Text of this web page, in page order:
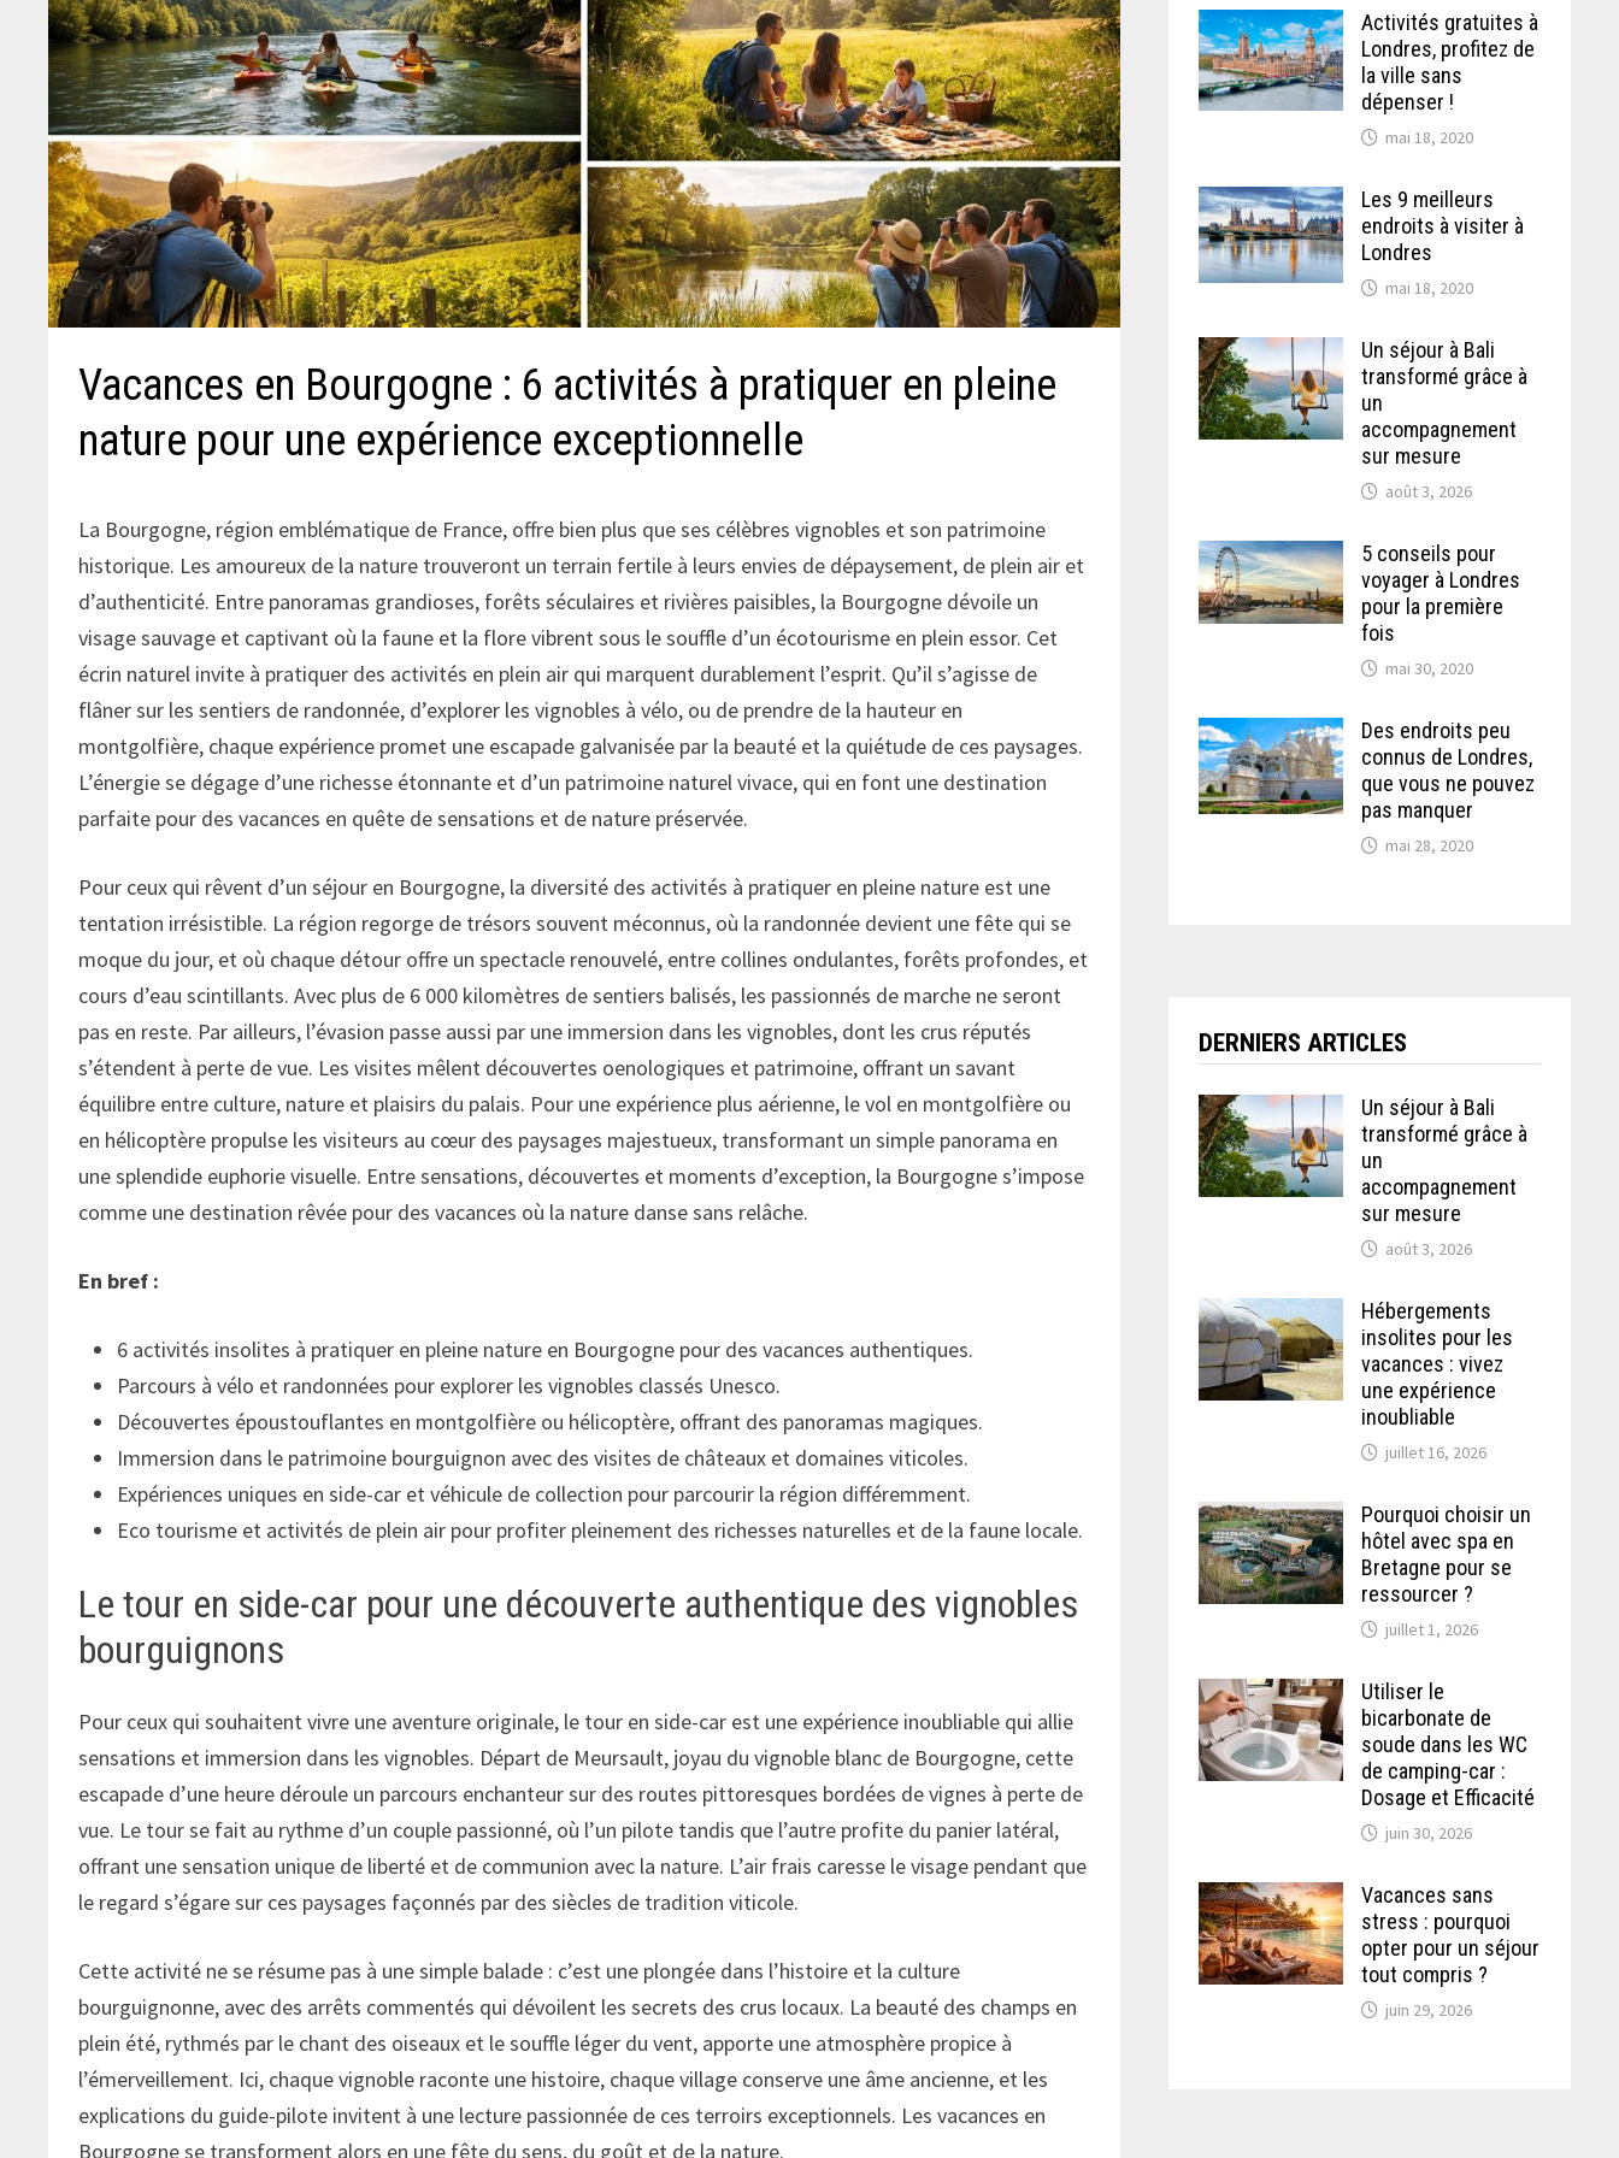
Vacances en Bourgogne : 6 activités à pratiquer en pleine
nature pour une expérience exceptionnelle
La Bourgogne, région emblématique de France, offre bien plus que ses célèbres vignobles et son patrimoine
historique. Les amoureux de la nature trouveront un terrain fertile à leurs envies de dépaysement, de plein air et
d’authenticité. Entre panoramas grandioses, forêts séculaires et rivières paisibles, la Bourgogne dévoile un
visage sauvage et captivant où la faune et la flore vibrent sous le souffle d’un écotourisme en plein essor. Cet
écrin naturel invite à pratiquer des activités en plein air qui marquent durablement l’esprit. Qu’il s’agisse de
flâner sur les sentiers de randonnée, d’explorer les vignobles à vélo, ou de prendre de la hauteur en
montgolfière, chaque expérience promet une escapade galvanisée par la beauté et la quiétude de ces paysages.
L’énergie se dégage d’une richesse étonnante et d’un patrimoine naturel vivace, qui en font une destination
parfaite pour des vacances en quête de sensations et de nature préservée.
Pour ceux qui rêvent d’un séjour en Bourgogne, la diversité des activités à pratiquer en pleine nature est une
tentation irrésistible. La région regorge de trésors souvent méconnus, où la randonnée devient une fête qui se
moque du jour, et où chaque détour offre un spectacle renouvelé, entre collines ondulantes, forêts profondes, et
cours d’eau scintillants. Avec plus de 6 000 kilomètres de sentiers balisés, les passionnés de marche ne seront
pas en reste. Par ailleurs, l’évasion passe aussi par une immersion dans les vignobles, dont les crus réputés
s’étendent à perte de vue. Les visites mêlent découvertes oenologiques et patrimoine, offrant un savant
équilibre entre culture, nature et plaisirs du palais. Pour une expérience plus aérienne, le vol en montgolfière ou
en hélicoptère propulse les visiteurs au cœur des paysages majestueux, transformant un simple panorama en
une splendide euphorie visuelle. Entre sensations, découvertes et moments d’exception, la Bourgogne s’impose
comme une destination rêvée pour des vacances où la nature danse sans relâche.
En bref :
6 activités insolites à pratiquer en pleine nature en Bourgogne pour des vacances authentiques.
Parcours à vélo et randonnées pour explorer les vignobles classés Unesco.
Découvertes époustouflantes en montgolfière ou hélicoptère, offrant des panoramas magiques.
Immersion dans le patrimoine bourguignon avec des visites de châteaux et domaines viticoles.
Expériences uniques en side-car et véhicule de collection pour parcourir la région différemment.
Eco tourisme et activités de plein air pour profiter pleinement des richesses naturelles et de la faune locale.
Le tour en side-car pour une découverte authentique des vignobles
bourguignons
Pour ceux qui souhaitent vivre une aventure originale, le tour en side-car est une expérience inoubliable qui allie
sensations et immersion dans les vignobles. Départ de Meursault, joyau du vignoble blanc de Bourgogne, cette
escapade d’une heure déroule un parcours enchanteur sur des routes pittoresques bordées de vignes à perte de
vue. Le tour se fait au rythme d’un couple passionné, où l’un pilote tandis que l’autre profite du panier latéral,
offrant une sensation unique de liberté et de communion avec la nature. L’air frais caresse le visage pendant que
le regard s’égare sur ces paysages façonnés par des siècles de tradition viticole.
Cette activité ne se résume pas à une simple balade : c’est une plongée dans l’histoire et la culture
bourguignonne, avec des arrêts commentés qui dévoilent les secrets des crus locaux. La beauté des champs en
plein été, rythmés par le chant des oiseaux et le souffle léger du vent, apporte une atmosphère propice à
l’émerveillement. Ici, chaque vignoble raconte une histoire, chaque village conserve une âme ancienne, et les
explications du guide-pilote invitent à une lecture passionnée de ces terroirs exceptionnels. Les vacances en
Bourgogne se transforment alors en une fête du sens, du goût et de la nature.
Activités gratuites à
Londres, profitez de
la ville sans
dépenser !
mai 18, 2020
Les 9 meilleurs
endroits à visiter à
Londres
mai 18, 2020
Un séjour à Bali
transformé grâce à
un
accompagnement
sur mesure
août 3, 2026
5 conseils pour
voyager à Londres
pour la première
fois
mai 30, 2020
Des endroits peu
connus de Londres,
que vous ne pouvez
pas manquer
mai 28, 2020
DERNIERS ARTICLES
Un séjour à Bali
transformé grâce à
un
accompagnement
sur mesure
août 3, 2026
Hébergements
insolites pour les
vacances : vivez
une expérience
inoubliable
juillet 16, 2026
Pourquoi choisir un
hôtel avec spa en
Bretagne pour se
ressourcer ?
juillet 1, 2026
Utiliser le
bicarbonate de
soude dans les WC
de camping-car :
Dosage et Efficacité
juin 30, 2026
Vacances sans
stress : pourquoi
opter pour un séjour
tout compris ?
juin 29, 2026